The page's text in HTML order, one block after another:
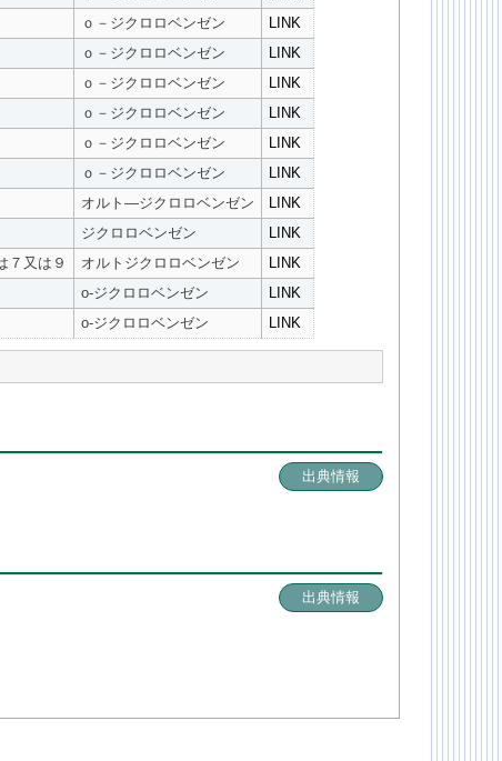
ｏ－ジクロロベンゼン
LINK
ｏ－ジクロロベンゼン
LINK
ｏ－ジクロロベンゼン
LINK
ｏ－ジクロロベンゼン
LINK
ｏ－ジクロロベンゼン
LINK
ｏ－ジクロロベンゼン
LINK
オルト―ジクロロベンゼン
LINK
ジクロロベンゼン
LINK
７又は９ オルトジクロロベンゼン
LINK
o-ジクロロベンゼン
LINK
o-ジクロロベンゼン LINK
出典情報
出典情報